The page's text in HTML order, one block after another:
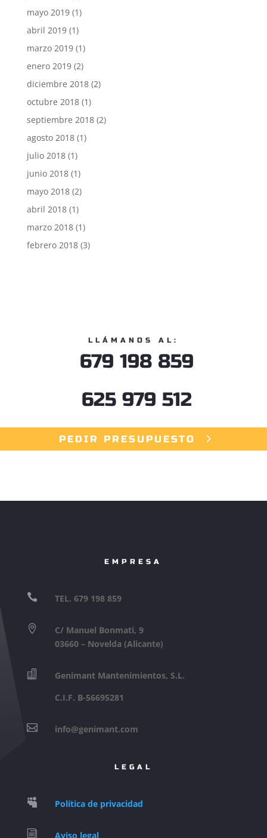
mayo 2019(1)
abril 2019(1)
marzo 2019(1)
enero 2019(2)
diciembre 2018(2)
octubre 2018(1)
septiembre 2018(2)
agosto 2018(1)
julio 2018(1)
junio 2018(1)
mayo 2018(2)
abril 2018(1)
marzo 2018(1)
febrero 2018(3)
LLÁMANOS AL:
679 198 859
625 979 512
PEDIR PRESUPUESTO
EMPRESA
 TEL. 679 198 859

C/ Manuel Bonmati, 9
03660 – Novelda (Alicante)

Genimant Mantenimientos, S.L.
C.I.F. B-56695281
 info@genimant.com
LEGAL
 Política de privacidad
i Aviso legal